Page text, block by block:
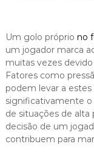
Um golo próprio no
um jogador marca
muitas vezes
Fatores como
podem levar a
significativamente o
de situações de alta
decisão de um
contribuem para